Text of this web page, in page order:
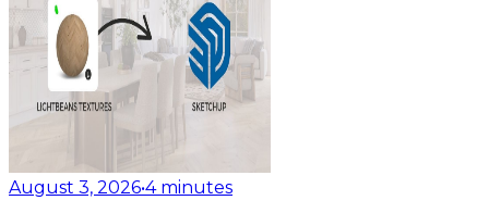
August 3, 2026•4 minutes